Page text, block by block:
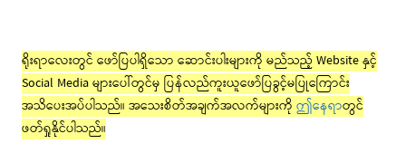
ရိုးရာလေးတွင် ဖော်ပြပါရှိသော ဆောင်းပါးများကို မည်သည့် Website နှင့်
Social Media များပေါ်တွင်မှ ပြန်လည်ကူးယူဖော်ပြခွင့်မပြုကြောင်း
အသိပေးအပ်ပါသည်။ အသေးစိတ်အချက်အလက်များကို ဤနေရာတွင်
ဖတ်ရှုနိုင်ပါသည်။